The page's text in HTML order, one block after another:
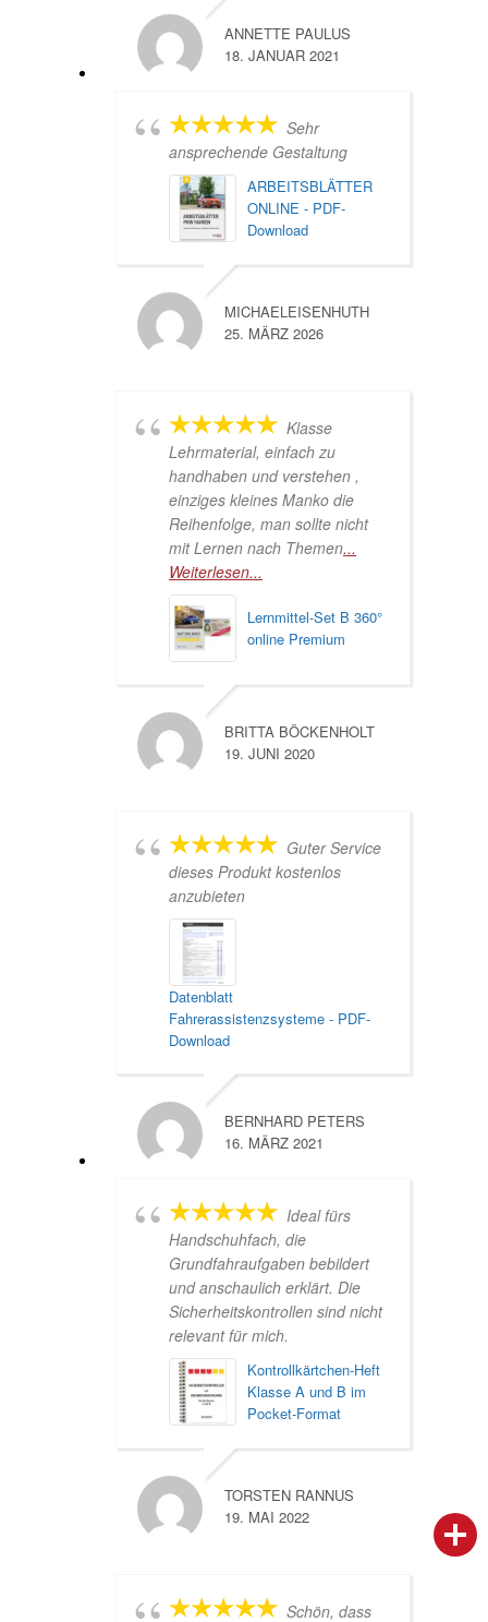
ANNETTE PAULUS
18. JANUAR 2021
Sehr
ansprechende Gestaltung
ARBEITSBLÄTTER
ONLINE - PDF-
Download
MICHAELEISENHUTH
25. MÄRZ 2026
Klasse
Lehrmaterial, einfach zu
handhaben und verstehen ,
einziges kleines Manko die
Reihenfolge, man sollte nicht
mit Lernen nach Themen...
Weiterlesen...
Lernmittel-Set B 360°
online Premium
BRITTA BÖCKENHOLT
19. JUNI 2020
Guter Service
dieses Produkt kostenlos
anzubieten
Datenblatt
Fahrerassistenzsysteme - PDF-
Download
BERNHARD PETERS
16. MÄRZ 2021
Ideal fürs
Handschuhfach, die
Grundfahraufgaben bebildert
und anschaulich erklärt. Die
Sicherheitskontrollen sind nicht
relevant für mich.
Kontrollkärtchen-Heft
Klasse A und B im
Pocket-Format
TORSTEN RANNUS
19. MAI 2022
Schön, dass
person IHR FACHBERATER